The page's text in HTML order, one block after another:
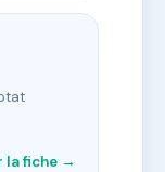
la fiche →